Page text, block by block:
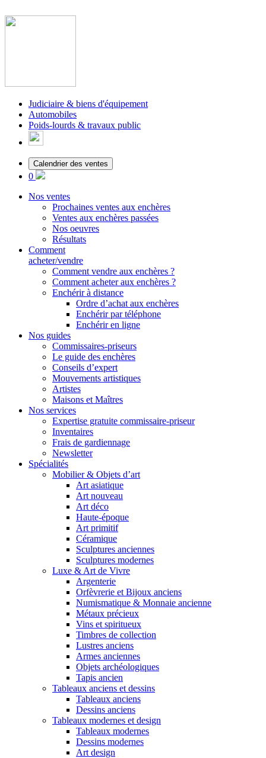
Judiciaire & biens d'équipement
Automobiles
Poids-lourds & travaux public
Calendrier des ventes
0
Nos ventes
Prochaines ventes aux enchères
Ventes aux enchères passées
Nos oeuvres
Résultats
Comment
acheter/vendre
Comment vendre aux enchères ?
Comment acheter aux enchères ?
Enchérir à distance
Ordre d’achat aux enchères
Enchérir par téléphone
Enchérir en ligne
Nos guides
Commissaires-priseurs
Le guide des enchères
Conseils d’expert
Mouvements artistiques
Artistes
Maisons et Maîtres
Nos services
Expertise gratuite commissaire-priseur
Inventaires
Frais de gardiennage
Newsletter
Spécialités
Mobilier & Objets d’art
Art asiatique
Art nouveau
Art déco
Haute-époque
Art primitif
Céramique
Sculptures anciennes
Sculptures modernes
Luxe & Art de Vivre
Argenterie
Orfèvrerie et Bijoux anciens
Numismatique & Monnaie ancienne
Métaux précieux
Vins et spiritueux
Timbres de collection
Lustres anciens
Armes anciennes
Objets archéologiques
Tapis ancien
Tableaux anciens et dessins
Tableaux anciens
Dessins anciens
Tableaux modernes et design
Tableaux modernes
Dessins modernes
Art design